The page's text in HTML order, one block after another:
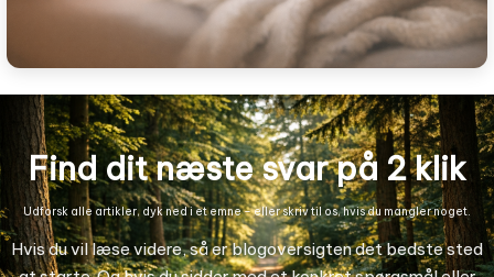
Find dit næste svar på 2 klik
Udforsk alle artikler, dyk ned i et emne – eller skriv til os, hvis du mangler noget.
Hvis du vil læse videre, så er blogoversigten det bedste sted